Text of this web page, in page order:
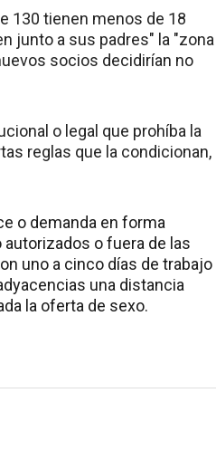
130 tienen menos de 18
junto a sus padres" la "zona
socios decidirían no
o legal que prohíba la
reglas que la condicionan,
o demanda en forma
o fuera de las
uno a cinco días de trabajo
una distancia
la oferta de sexo.